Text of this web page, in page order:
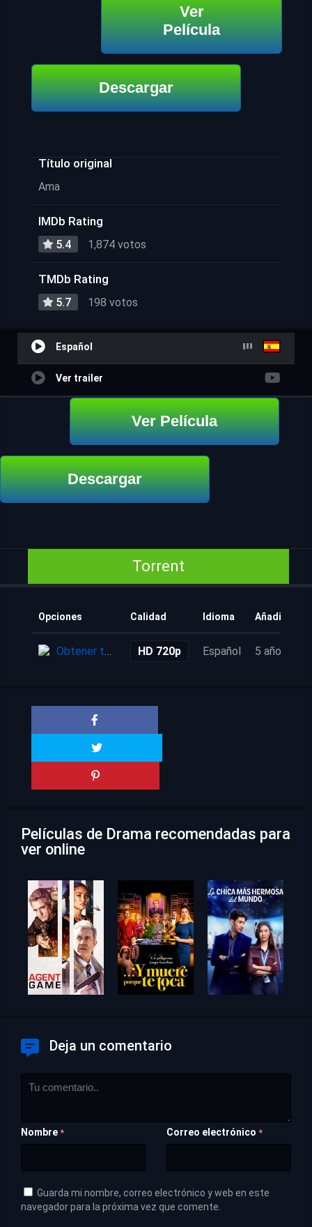
Ver
Película
Descargar
Título original
Ama
IMDb Rating
5.4 1,874 votos
TMDb Rating
5.7 198 votos
Español
Ver trailer
Ver Película
Descargar
Torrent
Opciones Calidad Idioma Añadido
Obtener torrent HD 720p Español 5 años
Películas de Drama recomendadas para
ver online
Deja un comentario
Nombre * Correo electrónico *
Guarda mi nombre, correo electrónico y web en este
navegador para la próxima vez que comente.